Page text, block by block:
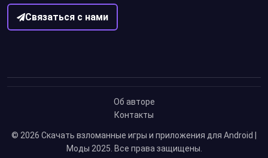
Связаться с нами
Об авторе
Контакты
© 2026 Скачать взломанные игры и приложения для Android |
Моды 2025. Все права защищены.